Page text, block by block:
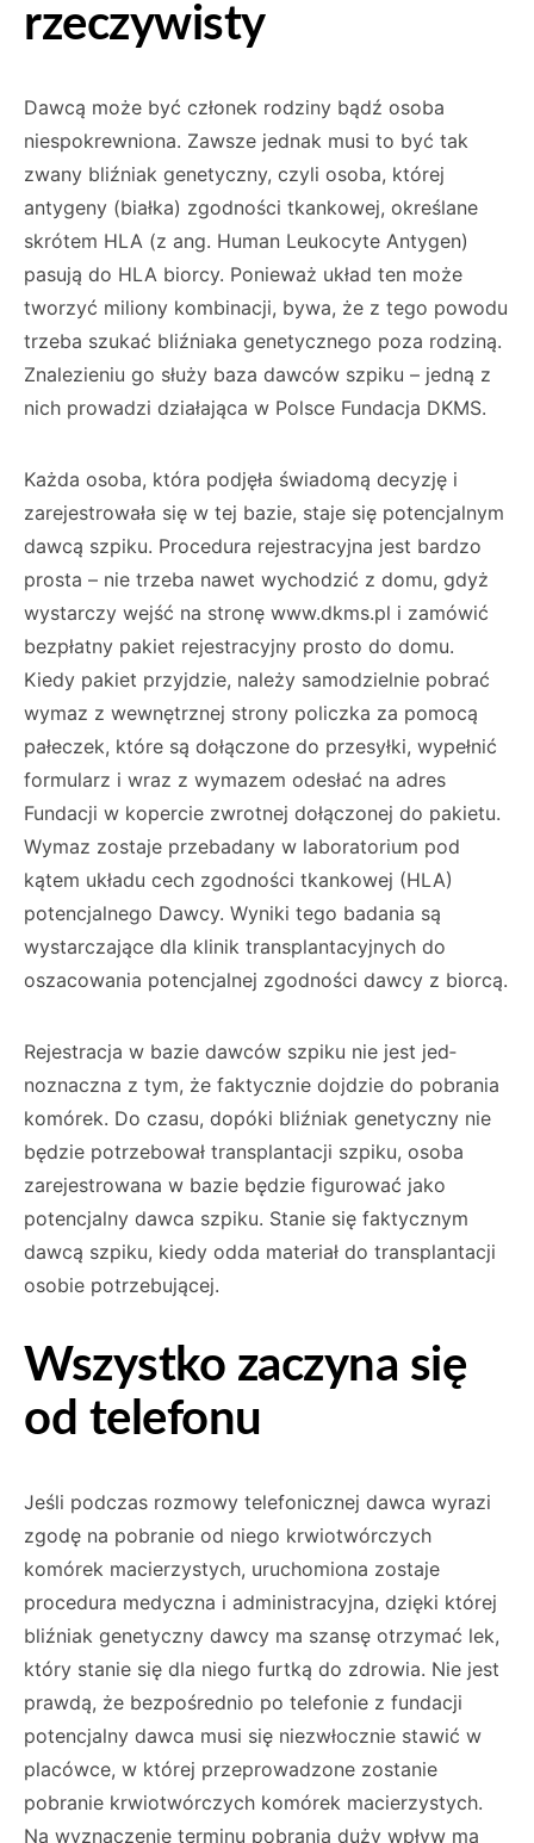
rzeczywisty
Dawcą może być członek rodziny bądź osoba
niespokrewniona. Zawsze jednak musi to być tak
zwany bliźniak genetyczny, czyli osoba, której
antygeny (białka) zgodności tkankowej, określane
skrótem HLA (z ang. Human Leuko­cyte Antygen)
pasują do HLA biorcy. Ponieważ układ ten może
tworzyć miliony kombinacji, bywa, że z tego powodu
trzeba szukać bliźnia­ka genetycznego poza rodziną.
Znalezieniu go służy baza dawców szpiku – jedną z
nich pro­wadzi działająca w Polsce Fundacja DKMS.
Każda osoba, która podjęła świadomą decyzję i
zarejestrowała się w tej bazie, staje się po­tencjalnym
dawcą szpiku. Procedura rejestra­cyjna jest bardzo
prosta – nie trzeba nawet wychodzić z domu, gdyż
wystarczy wejść na stronę www.dkms.pl i zamówić
bezpłatny pa­kiet rejestracyjny prosto do domu.
Kiedy pakiet przyjdzie, należy samodzielnie pobrać
wymaz z wewnętrznej strony policzka za pomocą
pałe­czek, które są dołączone do przesyłki, wypełnić
formularz i wraz z wymazem odesłać na adres
Fundacji w kopercie zwrotnej dołączonej do pakietu.
Wymaz zostaje przebadany w labora­torium pod
kątem układu cech zgodności tkan­kowej (HLA)
potencjalnego Dawcy. Wyniki tego badania są
wystarczające dla klinik transplan­tacyjnych do
oszacowania potencjalnej zgod­ności dawcy z biorcą.
Rejestracja w bazie dawców szpiku nie jest jed­
noznaczna z tym, że faktycznie dojdzie do po­brania
komórek. Do czasu, dopóki bliźniak ge­netyczny nie
będzie potrzebował transplantacji szpiku, osoba
zarejestrowana w bazie będzie fi­gurować jako
potencjalny dawca szpiku. Stanie się faktycznym
dawcą szpiku, kiedy odda mate­riał do transplantacji
osobie potrzebującej.
Wszystko zaczyna się
od telefonu
Jeśli podczas rozmowy telefonicznej dawca wyrazi
zgodę na pobranie od niego krwiotwór­czych
komórek macierzystych, uruchomiona zostaje
procedura medyczna i administracyj­na, dzięki której
bliźniak genetyczny dawcy ma szansę otrzymać lek,
który stanie się dla nie­go furtką do zdrowia. Nie jest
prawdą, że bez­pośrednio po telefonie z fundacji
potencjalny dawca musi się niezwłocznie stawić w
placów­ce, w której przeprowadzone zostanie
pobranie krwiotwórczych komórek macierzystych.
Na wyznaczenie terminu pobrania duży wpływ ma